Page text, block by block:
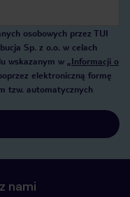
osobowych przez TUI
Sp. z o.o. w celach
wskazanym w „Informacji o
elektroniczną formę
tzw. automatycznych
nami